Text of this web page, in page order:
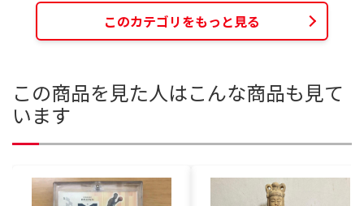
このカテゴリをもっと見る
この商品を見た人はこんな商品も見て
います